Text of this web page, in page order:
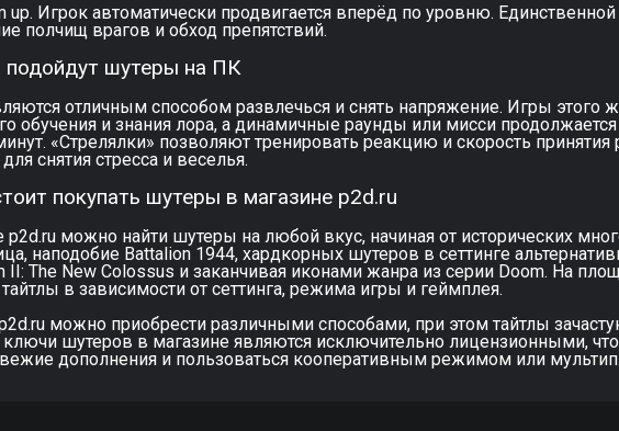
up. Игрок автоматически продвигается вперёд по уровню. Единственной
полчищ врагов и обход препятствий.
подойдут шутеры на ПК
отличным способом развлечься и снять напряжение. Игры этого
обучения и знания лора, а динамичные раунды или мисси
«Стрелялки» позволяют тренировать реакцию и скорость
снятия стресса и веселья.
покупать шутеры в магазине p2d.ru
p2d.ru можно найти шутеры на любой вкус, начиная от исторических
наподобие Battalion 1944, хардкорных шутеров в сеттинге
II: The New Colossus и заканчивая иконами жанра из серии Doom. На
в зависимости от сеттинга, режима игры и геймплея.
можно приобрести различными способами, при этом тайтлы
ключи шутеров в магазине являются исключительно лицензионными,
дополнения и пользоваться кооперативным режимом или